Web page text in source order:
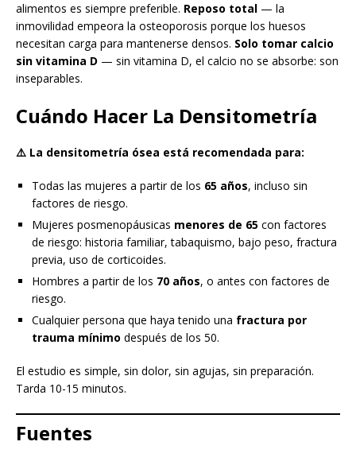
alimentos es siempre preferible. Reposo total — la
inmovilidad empeora la osteoporosis porque los huesos
necesitan carga para mantenerse densos. Solo tomar calcio
sin vitamina D — sin vitamina D, el calcio no se absorbe: son
inseparables.
Cuándo Hacer La Densitometría
⚠️ La densitometría ósea está recomendada para:
Todas las mujeres a partir de los 65 años, incluso sin
factores de riesgo.
Mujeres posmenopáusicas menores de 65 con factores
de riesgo: historia familiar, tabaquismo, bajo peso, fractura
previa, uso de corticoides.
Hombres a partir de los 70 años, o antes con factores de
riesgo.
Cualquier persona que haya tenido una fractura por
trauma mínimo después de los 50.
El estudio es simple, sin dolor, sin agujas, sin preparación.
Tarda 10-15 minutos.
Fuentes